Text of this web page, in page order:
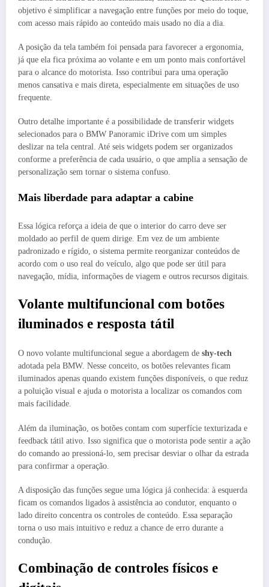
objetivo é simplificar a navegação entre funções por meio do toque,
com acesso mais rápido ao conteúdo mais usado no dia a dia.
A posição da tela também foi pensada para favorecer a ergonomia,
já que ela fica próxima ao volante e em um ponto mais confortável
para o alcance do motorista. Isso contribui para uma operação
menos cansativa e mais direta, especialmente em situações de uso
frequente.
Outro detalhe importante é a possibilidade de transferir widgets
selecionados para o BMW Panoramic iDrive com um simples
deslizar na tela central. Até seis widgets podem ser organizados
conforme a preferência de cada usuário, o que amplia a sensação de
personalização sem tornar o sistema confuso.
Mais liberdade para adaptar a cabine
Essa lógica reforça a ideia de que o interior do carro deve ser
moldado ao perfil de quem dirige. Em vez de um ambiente
padronizado e rígido, o sistema permite reorganizar conteúdos de
acordo com o uso real do veículo, algo que pode ser útil para
navegação, mídia, informações de viagem e outros recursos digitais.
Volante multifuncional com botões
iluminados e resposta tátil
O novo volante multifuncional segue a abordagem de shy-tech
adotada pela BMW. Nesse conceito, os botões relevantes ficam
iluminados apenas quando existem funções disponíveis, o que reduz
a poluição visual e ajuda o motorista a localizar os comandos com
mais facilidade.
Além da iluminação, os botões contam com superfície texturizada e
feedback tátil ativo. Isso significa que o motorista pode sentir a ação
do comando ao pressioná-lo, sem precisar desviar o olhar da estrada
para confirmar a operação.
A disposição das funções segue uma lógica já conhecida: à esquerda
ficam os comandos ligados à assistência ao condutor, enquanto o
lado direito concentra os controles de conteúdo. Essa separação
torna o uso mais intuitivo e reduz a chance de erro durante a
condução.
Combinação de controles físicos e